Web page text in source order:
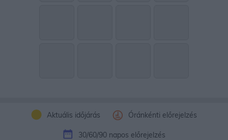
Aktuális időjárás Óránkénti előrejelzés
30/60/90 napos előrejelzés